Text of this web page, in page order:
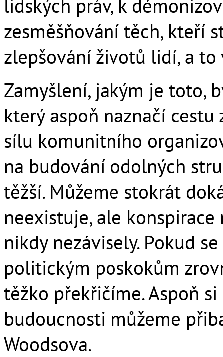
lidských práv, k
zesměšňování těch, kteří
zlepšování životů lidí, a
Zamyšlení, jakým je toto,
který aspoň naznačí
sílu komunitního
na budování odolných
těžší. Můžeme stokrát
neexistuje, ale
nikdy nezávisely. Pokud
politickým poskokům
těžko překřičíme. Aspoň
budoucnosti můžeme
Woodsova.